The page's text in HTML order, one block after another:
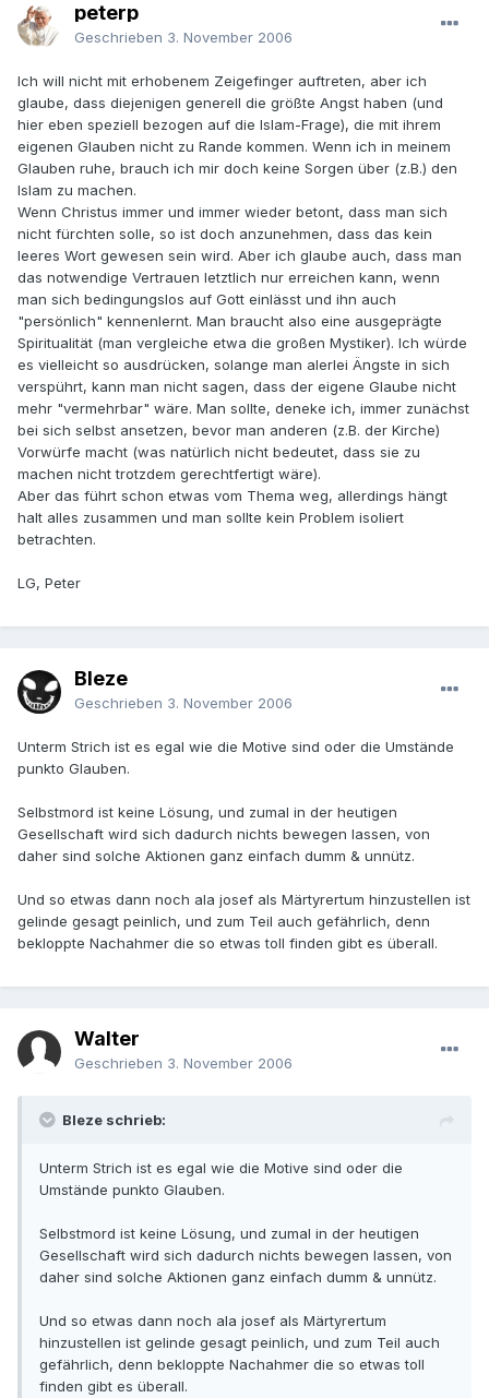
peterp
Geschrieben 3. November 2006
Ich will nicht mit erhobenem Zeigefinger auftreten, aber ich
glaube, dass diejenigen generell die größte Angst haben (und
hier eben speziell bezogen auf die Islam-Frage), die mit ihrem
eigenen Glauben nicht zu Rande kommen. Wenn ich in meinem
Glauben ruhe, brauch ich mir doch keine Sorgen über (z.B.) den
Islam zu machen.
Wenn Christus immer und immer wieder betont, dass man sich
nicht fürchten solle, so ist doch anzunehmen, dass das kein
leeres Wort gewesen sein wird. Aber ich glaube auch, dass man
das notwendige Vertrauen letztlich nur erreichen kann, wenn
man sich bedingungslos auf Gott einlässt und ihn auch
"persönlich" kennenlernt. Man braucht also eine ausgeprägte
Spiritualität (man vergleiche etwa die großen Mystiker). Ich würde
es vielleicht so ausdrücken, solange man alerlei Ängste in sich
verspührt, kann man nicht sagen, dass der eigene Glaube nicht
mehr "vermehrbar" wäre. Man sollte, deneke ich, immer zunächst
bei sich selbst ansetzen, bevor man anderen (z.B. der Kirche)
Vorwürfe macht (was natürlich nicht bedeutet, dass sie zu
machen nicht trotzdem gerechtfertigt wäre).
Aber das führt schon etwas vom Thema weg, allerdings hängt
halt alles zusammen und man sollte kein Problem isoliert
betrachten.
LG, Peter
Bleze
Geschrieben 3. November 2006
Unterm Strich ist es egal wie die Motive sind oder die Umstände
punkto Glauben.
Selbstmord ist keine Lösung, und zumal in der heutigen
Gesellschaft wird sich dadurch nichts bewegen lassen, von
daher sind solche Aktionen ganz einfach dumm & unnütz.
Und so etwas dann noch ala josef als Märtyrertum hinzustellen ist
gelinde gesagt peinlich, und zum Teil auch gefährlich, denn
bekloppte Nachahmer die so etwas toll finden gibt es überall.
Walter
Geschrieben 3. November 2006
Bleze schrieb:
Unterm Strich ist es egal wie die Motive sind oder die
Umstände punkto Glauben.
Selbstmord ist keine Lösung, und zumal in der heutigen
Gesellschaft wird sich dadurch nichts bewegen lassen, von
daher sind solche Aktionen ganz einfach dumm & unnütz.
Und so etwas dann noch ala josef als Märtyrertum
hinzustellen ist gelinde gesagt peinlich, und zum Teil auch
gefährlich, denn bekloppte Nachahmer die so etwas toll
finden gibt es überall.